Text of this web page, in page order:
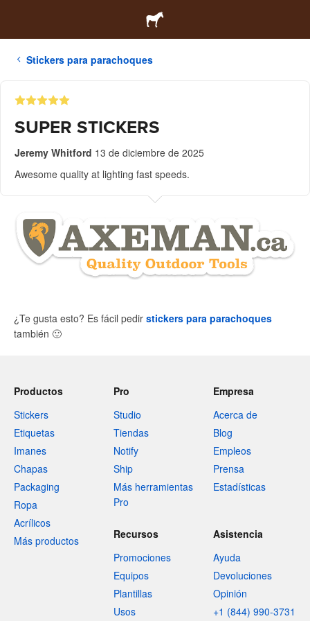
Stickers para parachoques
SUPER STICKERS
Jeremy Whitford 13 de diciembre de 2025
Awesome quality at lighting fast speeds.
¿Te gusta esto? Es fácil pedir stickers para parachoques
también 🙂
Productos
Stickers
Etiquetas
Imanes
Chapas
Packaging
Ropa
Acrílicos
Más productos
Pro
Studio
Tiendas
Notify
Ship
Más herramientas
Pro
Empresa
Acerca de
Blog
Empleos
Prensa
Estadísticas
Recursos
Promociones
Equipos
Plantillas
Usos
Asistencia
Ayuda
Devoluciones
Opinión
+1 (844) 990-3731